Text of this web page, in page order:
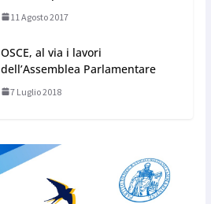
11 Agosto 2017
OSCE, al via i lavori
dell’Assemblea Parlamentare
7 Luglio 2018